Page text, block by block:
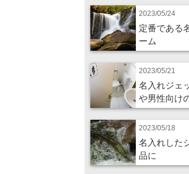
2023/05/24
定番である
ーム
2023/05/21
名入れジェ
や男性向け
2023/05/18
名入れした
品に